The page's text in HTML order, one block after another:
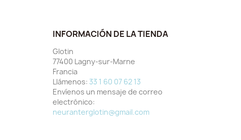
INFORMACIÓN DE LA TIENDA
Glotin
77400 Lagny-sur-Marne
Francia
Llámenos: 33 1 60 07 62 13
Envíenos un mensaje de correo
electrónico:
neuranterglotin@gmail.com